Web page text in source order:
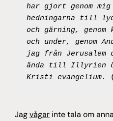
har gjort genom
hedningarna till
och gärning,
och under, genom
jag från Jerusalem
ända till Illyrien
Kristi evangelium.
Jagvågar inte tala om